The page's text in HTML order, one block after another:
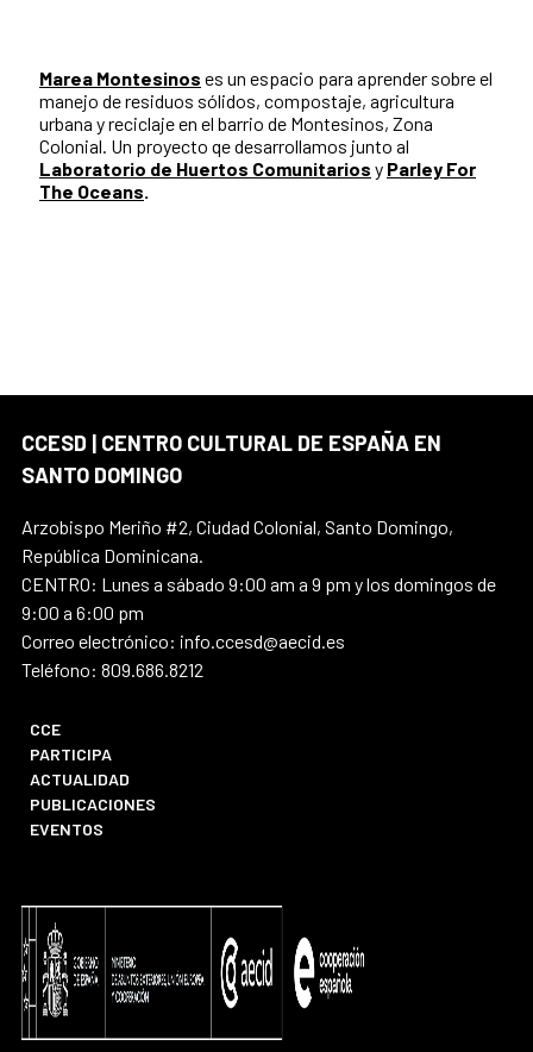
Marea Montesinos es un espacio para aprender sobre el
manejo de residuos sólidos, compostaje, agricultura
urbana y reciclaje en el barrio de Montesinos, Zona
Colonial. Un proyecto qe desarrollamos junto al
Laboratorio de Huertos Comunitarios y Parley For
The Oceans.
CCESD | CENTRO CULTURAL DE ESPAÑA EN
SANTO DOMINGO
Arzobispo Meriño #2, Ciudad Colonial, Santo Domingo,
República Dominicana.
CENTRO: Lunes a sábado 9:00 am a 9 pm y los domingos de
9:00 a 6:00 pm
Correo electrónico: info.ccesd@aecid.es
Teléfono: 809.686.8212
CCE
PARTICIPA
ACTUALIDAD
PUBLICACIONES
EVENTOS